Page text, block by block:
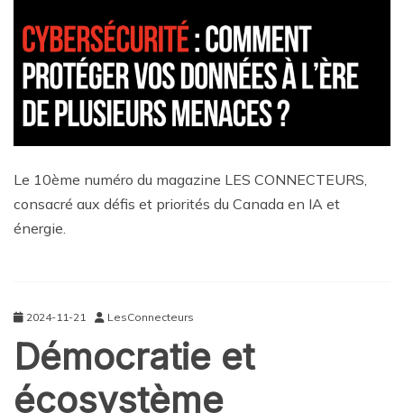
Le 10ème numéro du magazine LES CONNECTEURS,
consacré aux défis et priorités du Canada en IA et
énergie.
2024-11-21 LesConnecteurs
Démocratie et
écosystème